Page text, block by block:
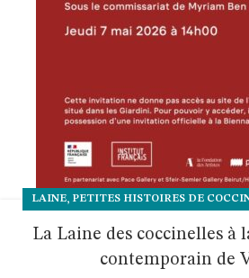
LAINE, PETITES HISTOIRES DE
La Laine des coccinelles à
contemporain de